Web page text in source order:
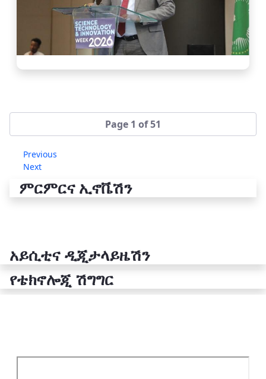
Page 1 of 51
Previous
Next
ምርምርና ኢኖቬሽን
አይሲቲና ዲጂታላይዜሽን
የቴክኖሎጂ ሽግግር